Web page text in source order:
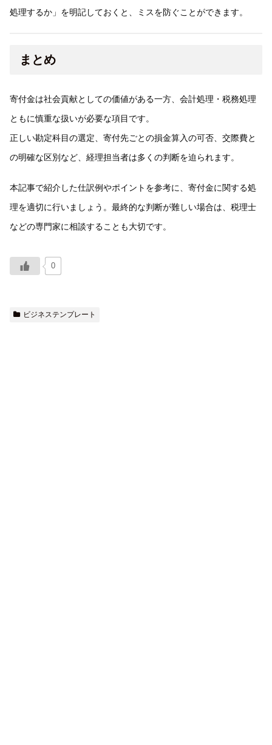
処理するか」を明記しておくと、ミスを防ぐことができます。
まとめ
寄付金は社会貢献としての価値がある一方、会計処理・税務処理
ともに慎重な扱いが必要な項目です。
正しい勘定科目の選定、寄付先ごとの損金算入の可否、交際費と
の明確な区別など、経理担当者は多くの判断を迫られます。
本記事で紹介した仕訳例やポイントを参考に、寄付金に関する処
理を適切に行いましょう。最終的な判断が難しい場合は、税理士
などの専門家に相談することも大切です。
0
ビジネステンプレート